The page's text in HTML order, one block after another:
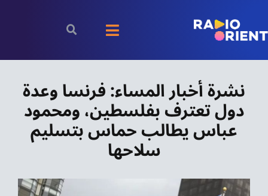
content
Toggle
Navigation
بودكاست
الأخبار
رياضة
نشرة أخبار المساء: فرنسا وعدة
دول تعترف بفلسطين، ومحمود
عباس يطالب حماس بتسليم
سلاحها